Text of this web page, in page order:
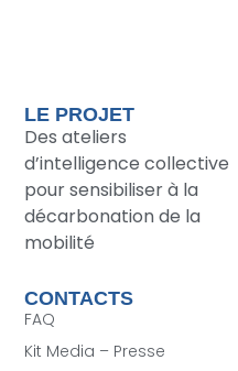
LE PROJET
Des ateliers
d’intelligence collective
pour sensibiliser à la
décarbonation de la
mobilité
CONTACTS
FAQ
Kit Media – Presse